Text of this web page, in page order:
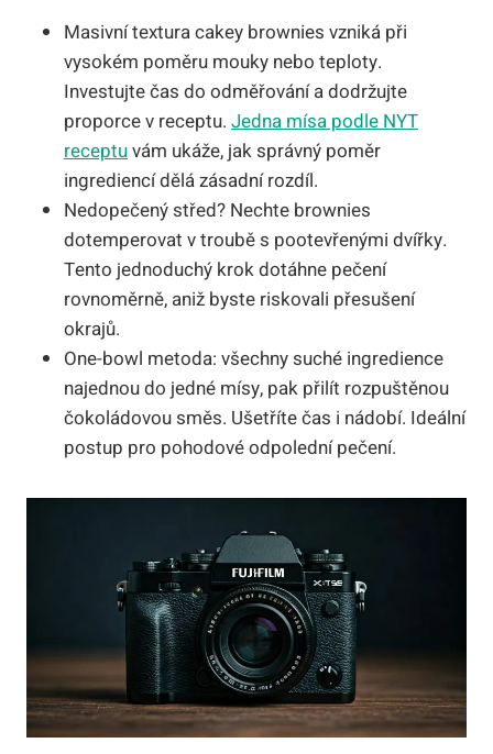
Masivní textura cakey brownies vzniká při
vysokém poměru mouky nebo teploty.
Investujte čas do odměřování a dodržujte
proporce v receptu. Jedna mísa podle NYT
receptuvám ukáže, jak správný poměr
ingrediencí dělá zásadní rozdíl.
Nedopečený střed? Nechte brownies
dotemperovat v troubě s pootevřenými dvířky.
Tento jednoduchý krok dotáhne pečení
rovnoměrně, aniž byste riskovali přesušení
okrajů.
One-bowl metoda: všechny suché ingredience
najednou do jedné mísy, pak přilít rozpuštěnou
čokoládovou směs. Ušetříte čas i nádobí. Ideální
postup pro pohodové odpolední pečení.